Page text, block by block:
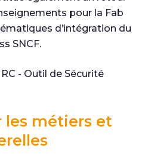
pour la Fab
d’intégration du
SNCF.
les métiers et